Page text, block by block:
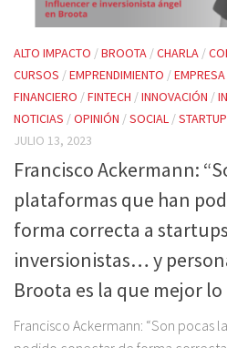
ALTO IMPACTO /BROOTA /CHARLA /
CURSOS /EMPRENDIMIENTO /
FINANCIERO /FINTECH /INNOVACIÓN /
NOTICIAS /OPINIÓN /SOCIAL /
JULIO 13, 2023
Francisco Ackermann:
plataformas que han
forma correcta a
inversionistas… y
Broota es la que mejor lo
Francisco Ackermann: “Son pocas